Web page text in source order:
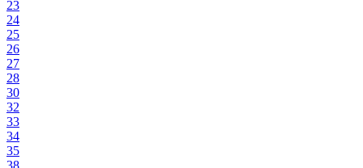
23
24
25
26
27
28
30
32
33
34
35
38